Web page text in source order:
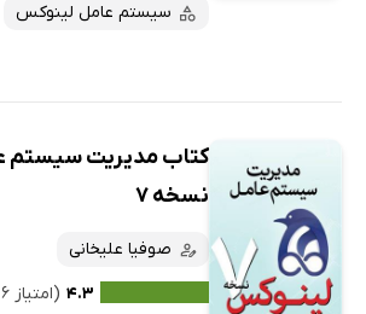
سیستم عامل لینوکس
کتاب مدیریت سیستم
نسخه 7
صوفیا علیخانی
۴.۳ (امتیاز ۶ نفر)